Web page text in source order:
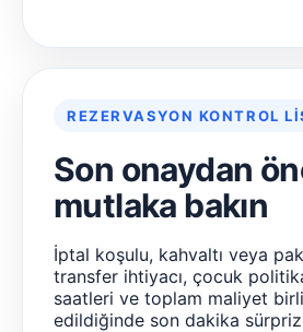
REZERVASYON KONTROL
Son onaydan
mutlaka bakın
İptal koşulu, kahvaltı veya
transfer ihtiyacı, çocuk
saatleri ve toplam maliyet
edildiğinde son dakika